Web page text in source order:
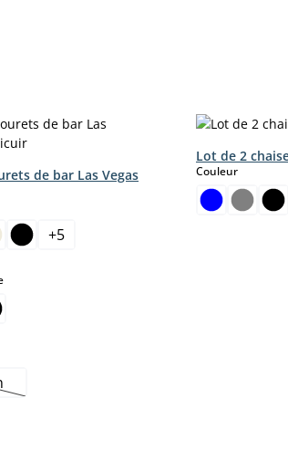
de bar Las Vegas
n'est pas disponible pour le moment.)
+5
select
option n'est pas disponible pour le moment.)
Lot de 2
Couleurselect